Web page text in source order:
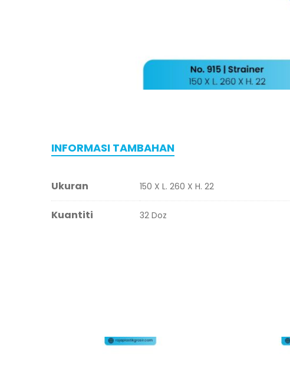
INFORMASI TAMBAHAN
Ukuran 150 X L. 260 X H. 22
Kuantiti 32 Doz